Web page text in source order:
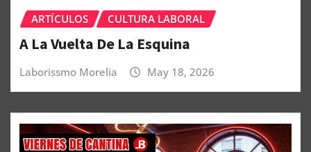
ARTÍCULOS CULTURA LABORAL
A La Vuelta De La Esquina
Laborissmo Morelia May 18, 2026